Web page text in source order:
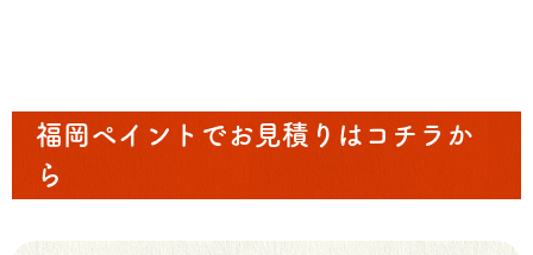
福岡ペイントでお見積りはコチラか
ら